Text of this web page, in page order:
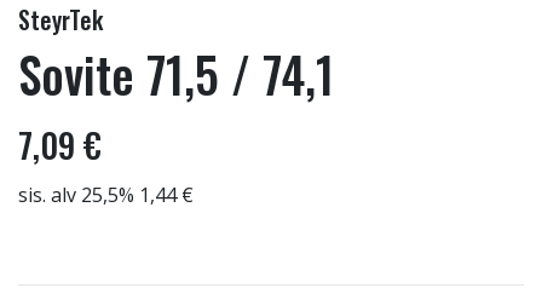
SteyrTek
Sovite 71,5 / 74,1
7,09 €
sis. alv 25,5% 1,44 €